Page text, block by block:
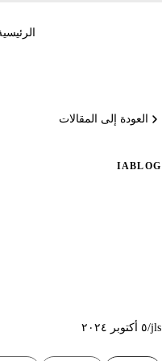
العودة إلى المقالات
BLOG
IA
jls
/٥ أكتوبر ٢٠٢٤